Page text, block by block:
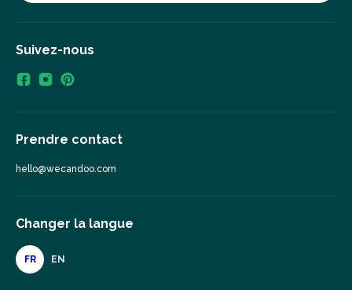
Suivez-nous
Prendre contact
hello@wecandoo.com
Changer la langue
FR EN